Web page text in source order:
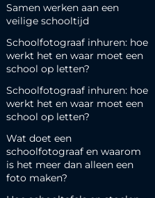
Samen werken aan een
veilige schooltijd
Schoolfotograaf inhuren: hoe
werkt het en waar moet een
school op letten?
Schoolfotograaf inhuren: hoe
werkt het en waar moet een
school op letten?
Wat doet een
schoolfotograaf en waarom
is het meer dan alleen een
foto maken?